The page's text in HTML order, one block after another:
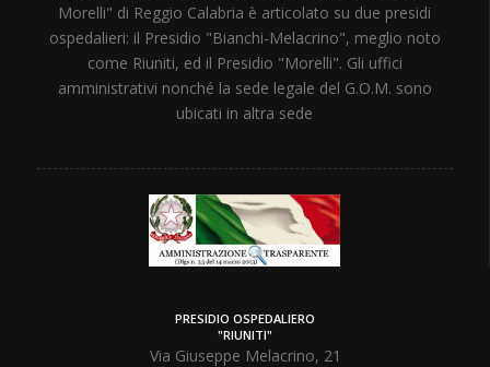
Morelli" di Reggio Calabria è articolato su due presidi
ospedalieri: il Presidio "Bianchi-Melacrino", meglio noto
come Riuniti, ed il Presidio "Morelli". Gli uffici
amministrativi nonché la sede legale del G.O.M. sono
ubicati in altra sede
PRESIDIO OSPEDALIERO
"RIUNITI"
Via Giuseppe Melacrino, 21